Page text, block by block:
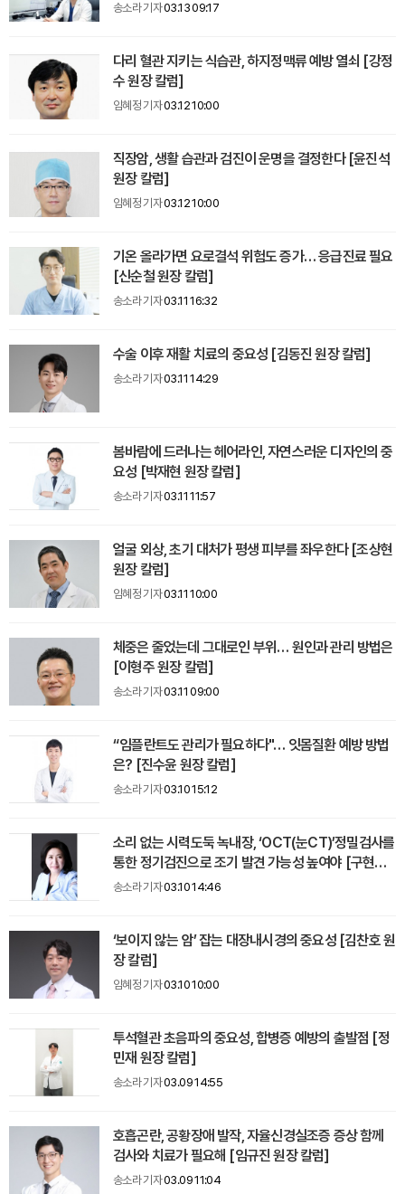
송소라 기자03.13 09:17
다리 혈관 지키는 식습관, 하지정맥류 예방 열쇠 [강정
수 원장 칼럼]
임혜정 기자03.12 10:00
직장암, 생활 습관과 검진이 운명을 결정한다 [윤진석
원장 칼럼]
임혜정 기자03.12 10:00
기온 올라가면 요로결석 위험도 증가… 응급진료 필요
[신순철 원장 칼럼]
송소라 기자03.11 16:32
수술 이후 재활 치료의 중요성 [김동진 원장 칼럼]
송소라 기자03.11 14:29
봄바람에 드러나는 헤어라인, 자연스러운 디자인의 중
요성 [박재현 원장 칼럼]
송소라 기자03.11 11:57
얼굴 외상, 초기 대처가 평생 피부를 좌우한다 [조상현
원장 칼럼]
임혜정 기자03.11 10:00
체중은 줄었는데 그대로인 부위… 원인과 관리 방법은
[이형주 원장 칼럼]
송소라 기자03.11 09:00
“임플란트도 관리가 필요하다"… 잇몸질환 예방 방법
은? [진수윤 원장 칼럼]
송소라 기자03.10 15:12
소리 없는 시력도둑 녹내장, ‘OCT(눈CT)’정밀검사를
통한 정기검진으로 조기 발견 가능성 높여야 [구현남
원장 칼럼]
송소라 기자03.10 14:46
‘보이지 않는 암’ 잡는 대장내시경의 중요성 [김찬호 원
장 칼럼]
임혜정 기자03.10 10:00
투석혈관 초음파의 중요성, 합병증 예방의 출발점 [정
민재 원장 칼럼]
송소라 기자03.09 14:55
호흡곤란, 공황장애 발작, 자율신경실조증 증상 함께
검사와 치료가 필요해 [임규진 원장 칼럼]
송소라 기자03.09 11:04